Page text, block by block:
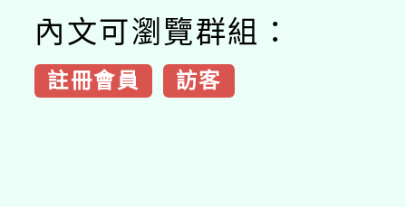
內文可瀏覽群組：
註冊會員 訪客